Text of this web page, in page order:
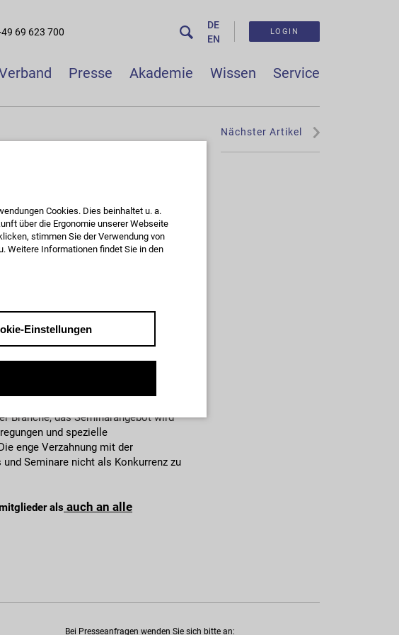
DE
EN
LOGIN
69 623 700
Presse Akademie Wissen Service
Übersicht Akademie
Wert auf die Aktualität der
Praktiker:innen und
experimentierfreudige
werden wird.
Branche, das Seminarangebot wird
und spezielle
enge Verzahnung mit der
Seminare nicht als Konkurrenz zu
als auch an alle
Nächster Artikel
Bei Presseanfragen wenden Sie sich bitte an:
Cookies. Dies beinhaltet u. a.
über die Ergonomie unserer Webseite
stimmen Sie der Verwendung von
Weitere Informationen findet Sie in den
Einstellungen